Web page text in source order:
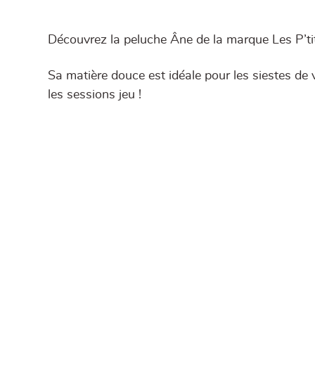
Découvrez la peluche Âne de la marque Les
Sa matière douce est idéale pour les siestes
les sessions jeu !